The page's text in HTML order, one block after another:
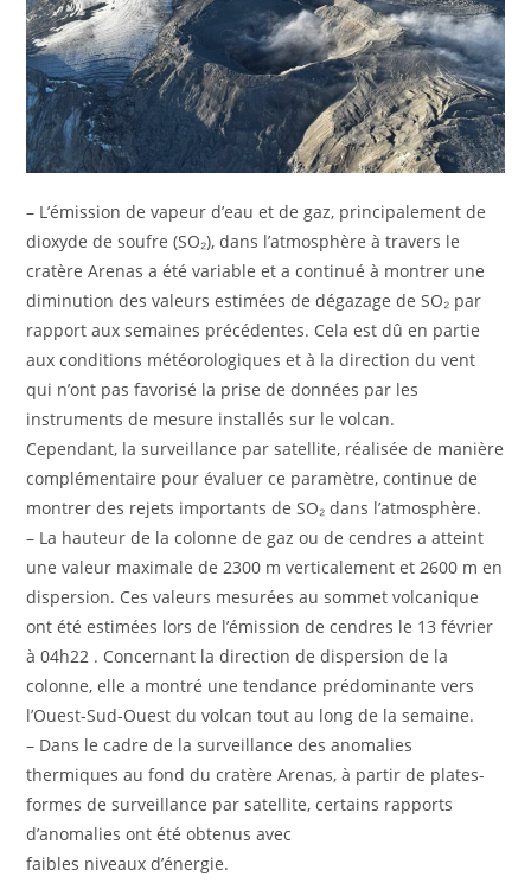
– L’émission de vapeur d’eau et de gaz, principalement de
dioxyde de soufre (SO₂), dans l’atmosphère à travers le
cratère Arenas a été variable et a continué à montrer une
diminution des valeurs estimées de dégazage de SO₂ par
rapport aux semaines précédentes. Cela est dû en partie
aux conditions météorologiques et à la direction du vent
qui n’ont pas favorisé la prise de données par les
instruments de mesure installés sur le volcan.
Cependant, la surveillance par satellite, réalisée de manière
complémentaire pour évaluer ce paramètre, continue de
montrer des rejets importants de SO₂ dans l’atmosphère.
– La hauteur de la colonne de gaz ou de cendres a atteint
une valeur maximale de 2300 m verticalement et 2600 m en
dispersion. Ces valeurs mesurées au sommet volcanique
ont été estimées lors de l’émission de cendres le 13 février
à 04h22 . Concernant la direction de dispersion de la
colonne, elle a montré une tendance prédominante vers
l’Ouest-Sud-Ouest du volcan tout au long de la semaine.
– Dans le cadre de la surveillance des anomalies
thermiques au fond du cratère Arenas, à partir de plates-
formes de surveillance par satellite, certains rapports
d’anomalies ont été obtenus avec
faibles niveaux d’énergie.